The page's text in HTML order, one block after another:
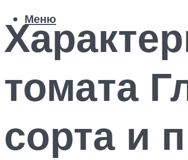
Меню
томата
сорта и